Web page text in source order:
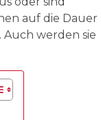
auf die Dauer
werden sie